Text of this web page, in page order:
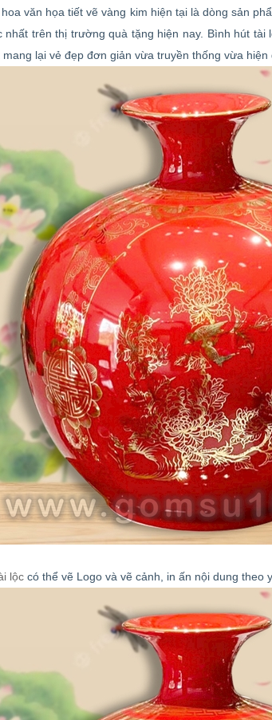
văn họa tiết vẽ vàng kim hiện tại là dòng sản
nhất trên thị trường quà tặng hiện nay. Bình hút
lại vẻ đẹp đơn giản vừa truyền thống vừa hiện
lộc có thể vẽ Logo và vẽ cảnh, in ấn nội dung theo